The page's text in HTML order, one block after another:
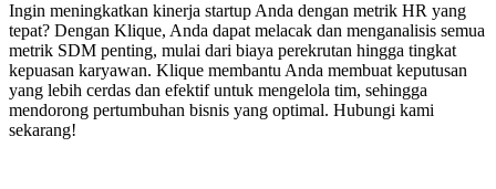
Ingin meningkatkan kinerja startup Anda dengan metrik HR yang
tepat? Dengan Klique, Anda dapat melacak dan menganalisis semua
metrik SDM penting, mulai dari biaya perekrutan hingga tingkat
kepuasan karyawan. Klique membantu Anda membuat keputusan
yang lebih cerdas dan efektif untuk mengelola tim, sehingga
mendorong pertumbuhan bisnis yang optimal. Hubungi kami
sekarang!